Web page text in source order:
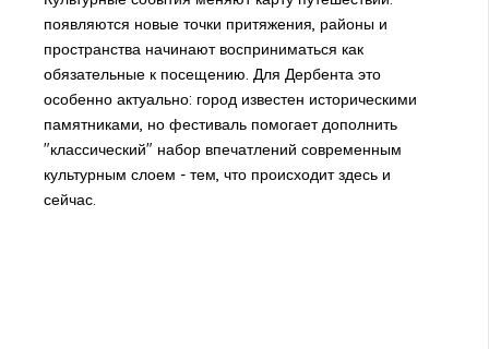
появляются новые точки притяжения, районы и
пространства начинают восприниматься как
обязательные к посещению. Для Дербента это
особенно актуально: город известен историческими
памятниками, но фестиваль помогает дополнить
"классический" набор впечатлений современным
культурным слоем - тем, что происходит здесь и
сейчас.